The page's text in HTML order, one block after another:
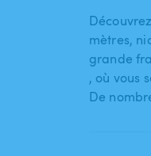
mètres​,​
grande
,​ où vous
De